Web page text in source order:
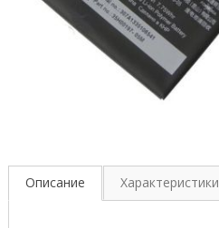
Описание Характеристики